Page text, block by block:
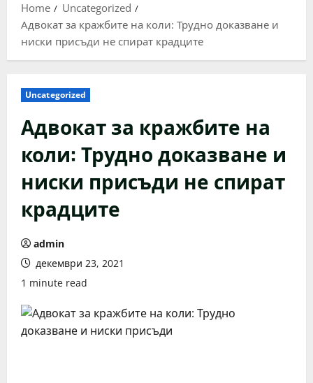
Home
Uncategorized
Адвокат за кражбите на коли: Трудно доказване и
ниски присъди не спират крадците
Uncategorized
Адвокат за кражбите на
коли: Трудно доказване и
ниски присъди не спират
крадците
admin
декември 23, 2021
1 minute read